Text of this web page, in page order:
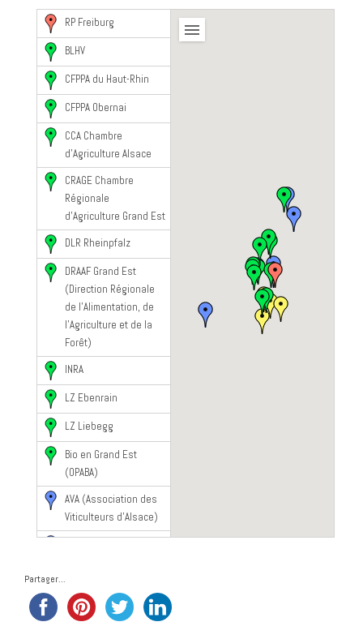
RP Freiburg
BLHV
CFPPA du Haut-Rhin
CFPPA Obernai
CCA Chambre
d'Agriculture Alsace
CRAGE Chambre
Régionale
d'Agriculture Grand Est
DLR Rheinpfalz
DRAAF Grand Est
(Direction Régionale
de l’Alimentation, de
l’Agriculture et de la
Forêt)
INRA
LZ Ebenrain
LZ Liebegg
Bio en Grand Est
(OPABA)
AVA (Association des
Viticulteurs d’Alsace)
ITADA
Partager...